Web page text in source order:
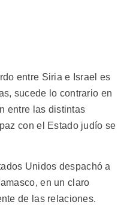
entre Siria e Israel es
sucede lo contrario en
entre las distintas
con el Estado judío se
Unidos despachó a
en un claro
de las relaciones.